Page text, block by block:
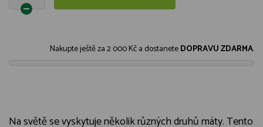
Nakupte ještě za2 000 Kča dostaneteDOPRAVU ZDARMA.
Na světě se vyskytuje několik různých druhů máty. Tento